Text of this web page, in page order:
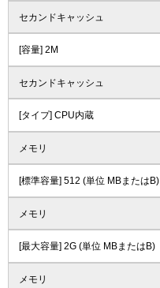
セカンドキャッシュ
[容量] 2M
セカンドキャッシュ
[タイプ] CPU内蔵
メモリ
[標準容量] 512 (単位 MBまたはB)
メモリ
[最大容量] 2G (単位 MBまたはB)
メモリ